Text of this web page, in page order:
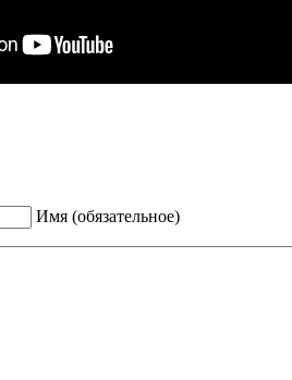
Имя (обязательное)